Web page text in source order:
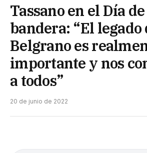
Tassano en el Día
bandera: “El legado
Belgrano es
importante y nos
a todos”
20 de junio de 2022